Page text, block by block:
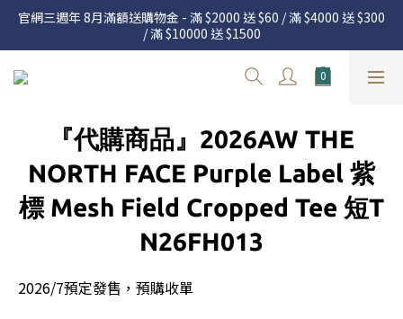
官網三週年 8月滿額送購物金 - 滿 $2000 送 $60 / 滿 $4000 送 $300
/ 滿 $10000 送 $1500
官網三週年 8月滿額送購物金 - 滿 $2000 送 $60 / 滿 $4000 送 $300
/ 滿 $10000 送 $1500
7.22 – 8.13 日本連線中，絕對讓你買到爆
度請詳閱公告
官網三週年 8月滿額送購物金 - 滿 $2000 送 $60 / 滿 $4000 送 $300
/ 滿 $10000 送 $1500
『代購商品』2026AW THE
NORTH FACE Purple Label 紫
標 Mesh Field Cropped Tee 短T
N26FH013
2026/7預定發售，預購收單